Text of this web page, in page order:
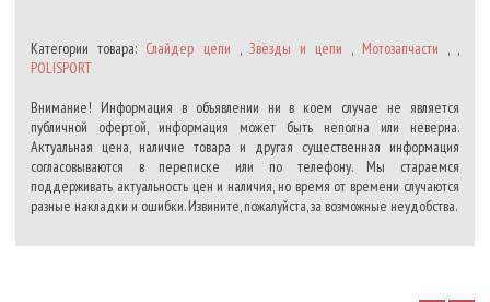
Категории товара: Слайдер цепи , Звёзды и цепи , Мотозапчасти , ,
POLISPORT
Внимание! Информация в объявлении ни в коем случае не является
публичной офертой, информация может быть неполна или неверна.
Актуальная цена, наличие товара и другая существенная информация
согласовываются в переписке или по телефону. Мы стараемся
поддерживать актуальность цен и наличия, но время от времени случаются
разные накладки и ошибки. Извините, пожалуйста, за возможные неудобства.